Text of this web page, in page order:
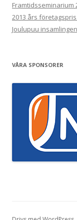
Framtidsseminarium
2013 års
Joulupuu
VÅRA SPONSORER